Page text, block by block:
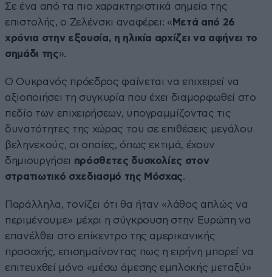
Σε ένα από τα πιο χαρακτηριστικά σημεία της
επιστολής, ο Ζελένσκι αναφέρει: « Μετά από 26
χρόνια στην εξουσία, η ηλικία αρχίζει να αφήνει το
σημάδι της».
Ο Ουκρανός πρόεδρος φαίνεται να επιχειρεί να
αξιοποιήσει τη συγκυρία που έχει διαμορφωθεί στο
πεδίο των επιχειρήσεων, υπογραμμίζοντας τις
δυνατότητες της χώρας του σε επιθέσεις μεγάλου
βεληνεκούς, οι οποίες, όπως εκτιμά, έχουν
δημιουργήσει πρόσθετες δυσκολίες στον
στρατιωτικό σχεδιασμό της Μόσχας.
Παράλληλα, τονίζει ότι θα ήταν «λάθος απλώς να
περιμένουμε» μέχρι η σύγκρουση στην Ευρώπη να
επανέλθει στο επίκεντρο της αμερικανικής
προσοχής, επισημαίνοντας πως η ειρήνη μπορεί να
επιτευχθεί μόνο «μέσω άμεσης εμπλοκής μεταξύ»